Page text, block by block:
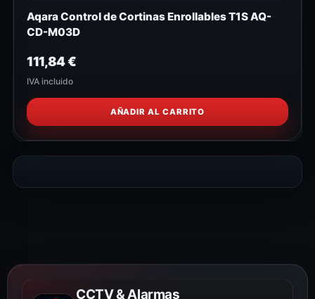
Aqara Control de Cortinas Enrollables T1S AQ-
CD-M03D
111,84€
IVA incluido
AÑADIR AL CARRITO
CCTV & Alarmas